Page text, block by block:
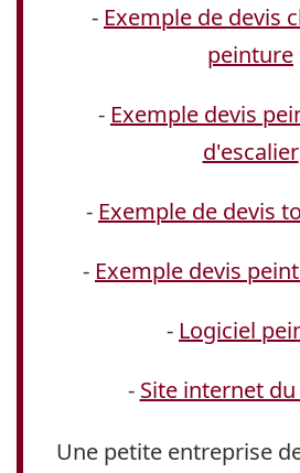
- Exemple de devis
peinture
- Exemple devis
d'escalier
- Exemple de devis
- Exemple devis
- Logiciel
- Site internet
Une petite entreprise